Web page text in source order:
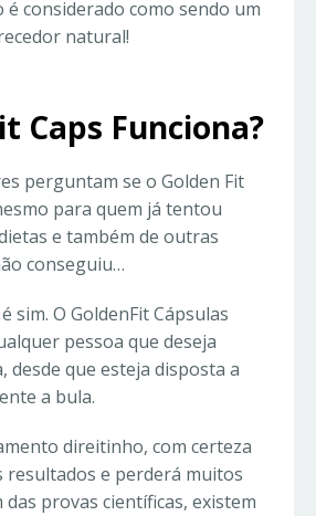
considerado como sendo um
natural!
Caps Funciona?
perguntam se o Golden Fit
para quem já tentou
e também de outras
conseguiu…
sim. O GoldenFit Cápsulas
pessoa que deseja
desde que esteja disposta a
a bula.
direitinho, com certeza
resultados e perderá muitos
provas científicas, existem